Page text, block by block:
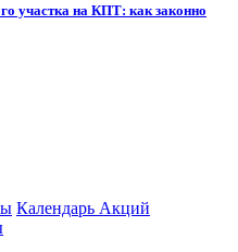
участка на КПТ: как законно
Календарь Акций